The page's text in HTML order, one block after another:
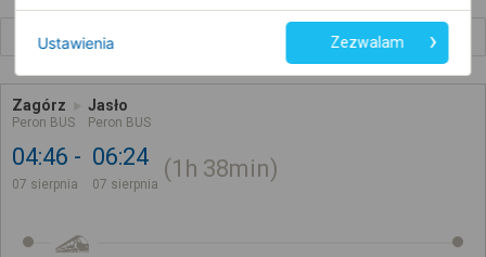
Zagórz
Peron BUS
Jasło
Peron BUS
04:46
07 sierpnia
06:24
07 sierpnia
1h 38min
Ustawienia Zezwalam